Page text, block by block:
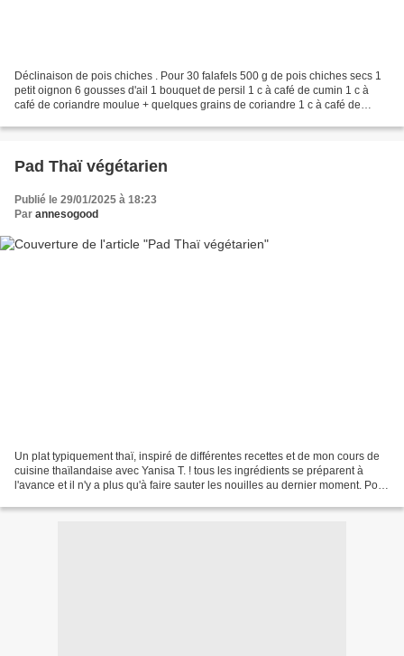
Déclinaison de pois chiches . Pour 30 falafels 500 g de pois chiches secs 1
petit oignon 6 gousses d'ail 1 bouquet de persil 1 c à café de cumin 1 c à
café de coriandre moulue + quelques grains de coriandre 1 c à café de
Pad Thaï végétarien
Publié le 29/01/2025 à 18:23
Par annesogood
Un plat typiquement thaï, inspiré de différentes recettes et de mon cours de
cuisine thaïlandaise avec Yanisa T. ! tous les ingrédients se préparent à
l'avance et il n'y a plus qu'à faire sauter les nouilles au dernier moment. Pour